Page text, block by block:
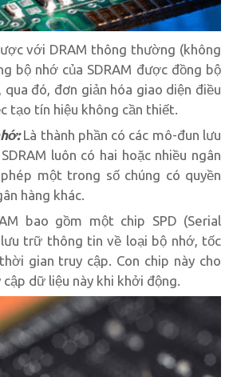
với DRAM thông thường (không
bộ nhớ của SDRAM được đồng bộ
đó, đơn giản hóa giao diện điều
tạo tín hiệu không cần thiết.
Là thành phần có các mô-đun lưu
luôn có hai hoặc nhiều ngân
một trong số chúng có quyền
hàng khác.
bao gồm một chip SPD (Serial
trữ thông tin về loại bộ nhớ, tốc
gian truy cập. Con chip này cho
dữ liệu này khi khởi động.